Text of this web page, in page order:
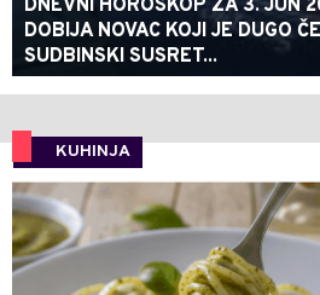
DNEVNI HOROSKOP ZA 3. JUN
DOBIJA NOVAC KOJI JE DUGO
SUDBINSKI SUSRET...
KUHINJA